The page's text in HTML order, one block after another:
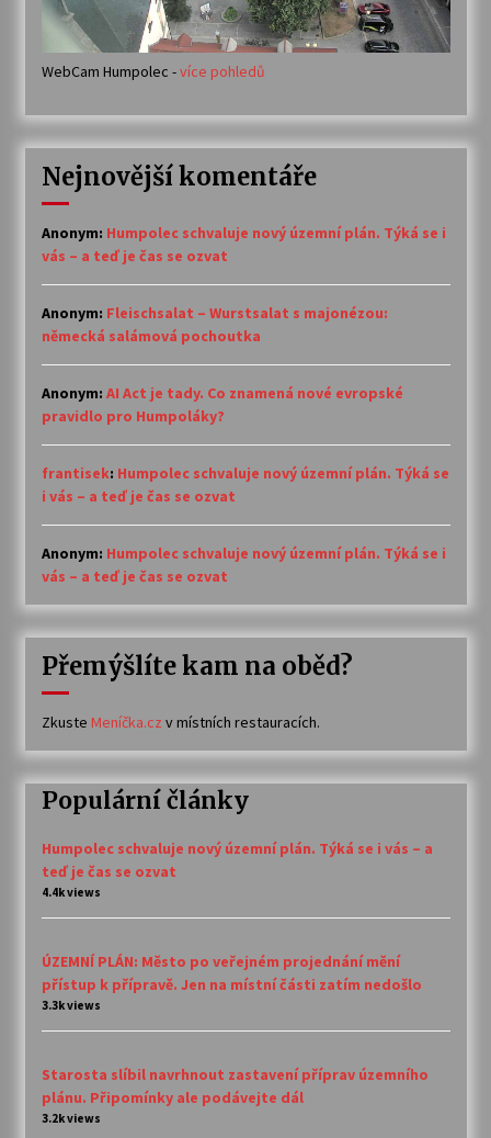
WebCam Humpolec -více pohledů
Nejnovější komentáře
Anonym: Humpolec schvaluje nový územní plán. Týká se i
vás – a teď je čas se ozvat
Anonym: Fleischsalat – Wurstsalat s majonézou:
německá salámová pochoutka
Anonym: AI Act je tady. Co znamená nové evropské
pravidlo pro Humpoláky?
frantisek: Humpolec schvaluje nový územní plán. Týká se
i vás – a teď je čas se ozvat
Anonym: Humpolec schvaluje nový územní plán. Týká se i
vás – a teď je čas se ozvat
Přemýšlíte kam na oběd?
Zkuste Meníčka.cz v místních restauracích.
Populární články
Humpolec schvaluje nový územní plán. Týká se i vás – a
teď je čas se ozvat
4.4k views
ÚZEMNÍ PLÁN: Město po veřejném projednání mění
přístup k přípravě. Jen na místní části zatím nedošlo
3.3k views
Starosta slíbil navrhnout zastavení příprav územního
plánu. Připomínky ale podávejte dál
3.2k views